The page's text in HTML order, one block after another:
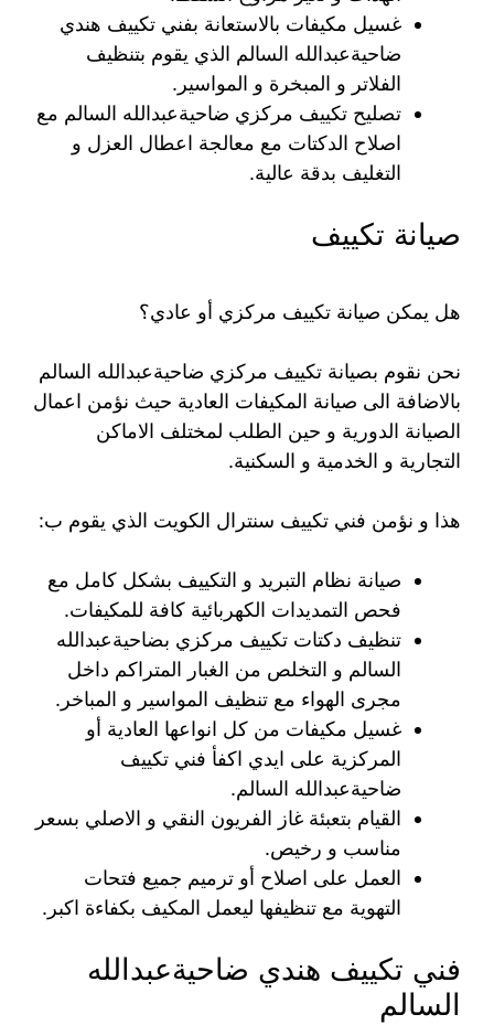
غسيل مكيفات بالاستعانة بفني تكييف هندي
ضاحيةعبدالله السالم الذي يقوم بتنظيف
الفلاتر و المبخرة و المواسير.
تصليح تكييف مركزي ضاحيةعبدالله السالم مع
اصلاح الدكتات مع معالجة اعطال العزل و
التغليف بدقة عالية.
صيانة تكييف
هل يمكن صيانة تكييف مركزي أو عادي؟
نحن نقوم بصيانة تكييف مركزي ضاحيةعبدالله السالم
بالاضافة الى صيانة المكيفات العادية حيث نؤمن اعمال
الصيانة الدورية و حين الطلب لمختلف الاماكن
التجارية و الخدمية و السكنية.
هذا و نؤمن فني تكييف سنترال الكويت الذي يقوم ب:
صيانة نظام التبريد و التكييف بشكل كامل مع
فحص التمديدات الكهربائية كافة للمكيفات.
تنظيف دكتات تكييف مركزي بضاحيةعبدالله
السالم و التخلص من الغبار المتراكم داخل
مجرى الهواء مع تنظيف المواسير و المباخر.
غسيل مكيفات من كل انواعها العادية أو
المركزية على ايدي اكفأ فني تكييف
ضاحيةعبدالله السالم.
القيام بتعبئة غاز الفريون النقي و الاصلي بسعر
مناسب و رخيص.
العمل على اصلاح أو ترميم جميع فتحات
التهوية مع تنظيفها ليعمل المكيف بكفاءة اكبر.
فني تكييف هندي ضاحيةعبدالله
السالم